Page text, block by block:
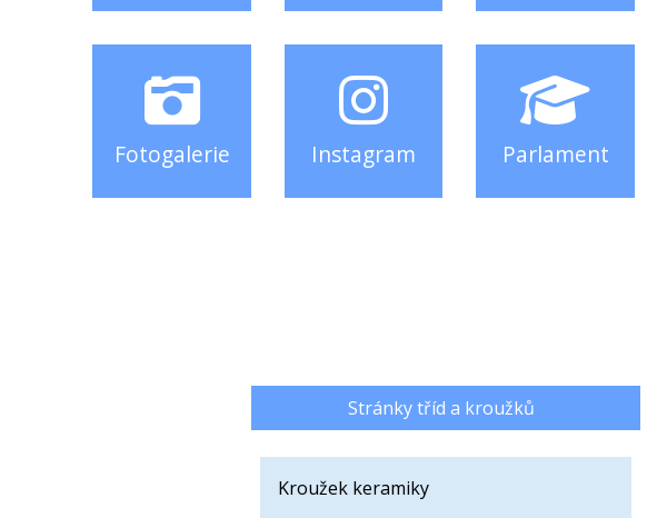
Fotogalerie Instagram Parlament
Stránky tříd a kroužků
Kroužek keramiky